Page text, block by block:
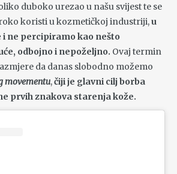
duboko urezao u našu svijest te se
koristi u kozmetičkoj industriji,u
i ne percipiramo kao nešto
odbojno i nepoželjno. Ovaj termin
da danas slobodno možemo
movementu,čiji je glavni cilj borba
prvih znakova starenja kože.